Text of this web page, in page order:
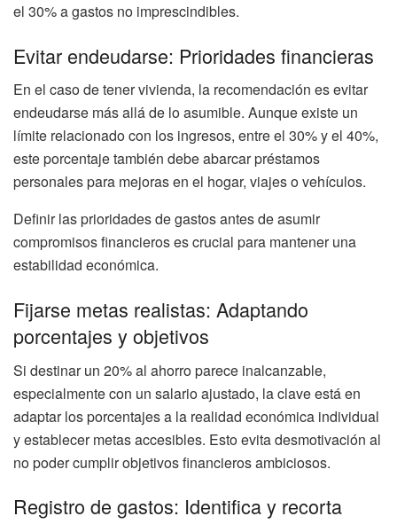
el 30% a gastos no imprescindibles.
Evitar endeudarse: Prioridades financieras
En el caso de tener vivienda, la recomendación es evitar
endeudarse más allá de lo asumible. Aunque existe un
límite relacionado con los ingresos, entre el 30% y el 40%,
este porcentaje también debe abarcar préstamos
personales para mejoras en el hogar, viajes o vehículos.
Definir las prioridades de gastos antes de asumir
compromisos financieros es crucial para mantener una
estabilidad económica.
Fijarse metas realistas: Adaptando
porcentajes y objetivos
Si destinar un 20% al ahorro parece inalcanzable,
especialmente con un salario ajustado, la clave está en
adaptar los porcentajes a la realidad económica individual
y establecer metas accesibles. Esto evita desmotivación al
no poder cumplir objetivos financieros ambiciosos.
Registro de gastos: Identifica y recorta